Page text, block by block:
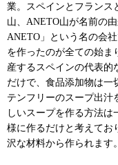
業。スペインとフランス
山、ANETO山が名前の
ANETO」という名の会
を作ったのが全ての始ま
産するスペインの代表的
だけで、食品添加物は一
テンフリーのスープ出汁
しいスープを作る方法
様に作るだけと考えてお
沢な材料から作られます。